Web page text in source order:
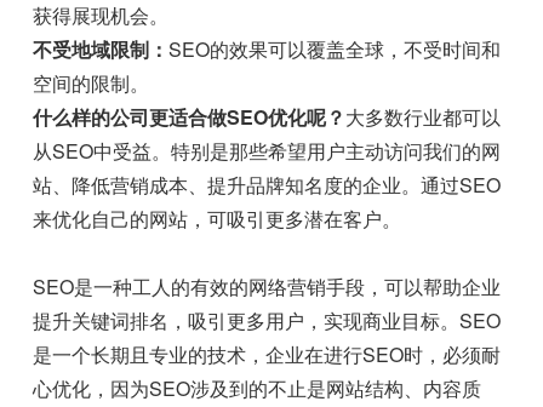
获得展现机会。
不受地域限制：SEO的效果可以覆盖全球，不受时间和
空间的限制。
什么样的公司更适合做SEO优化呢？大多数行业都可以
从SEO中受益。特别是那些希望用户主动访问我们的网
站、降低营销成本、提升品牌知名度的企业。通过SEO
来优化自己的网站，可吸引更多潜在客户。
SEO是一种工人的有效的网络营销手段，可以帮助企业
提升关键词排名，吸引更多用户，实现商业目标。SEO
是一个长期且专业的技术，企业在进行SEO时，必须耐
心优化，因为SEO涉及到的不止是网站结构、内容质